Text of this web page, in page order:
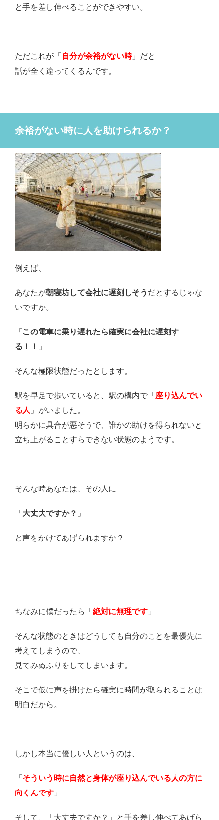
と手を差し伸べることができやすい。
ただこれが「 自分が余裕がない時」だと
話が全く違ってくるんです。
余裕がない時に人を助けられるか？
例えば、
あなたが朝寝坊して会社に遅刻しそう だとするじゃな
いですか。
「 この電車に乗り遅れたら確実に会社に遅刻す
る！！
」
そんな極限状態だったとします。
駅を早足で歩いていると、駅の構内で「 座り込んでい
る人 」がいました。
明らかに具合が悪そうで、誰かの助けを得られないと
立ち上がることすらできない状態のようです。
そんな時あなたは、その人に
「 大丈夫ですか？ 」
と声をかけてあげられますか？
ちなみに僕だったら「 絶対に無理です 」
そんな状態のときはどうしても自分のことを最優先に
考えてしまうので、
見てみぬふりをしてしまいます。
そこで仮に声を掛けたら確実に時間が取られることは
明白だから。
しかし本当に優しい人というのは、
「 そういう時に自然と身体が座り込んでいる人の方に
向くんです 」
そして、「大丈夫ですか？」と手を差し伸べてあげら